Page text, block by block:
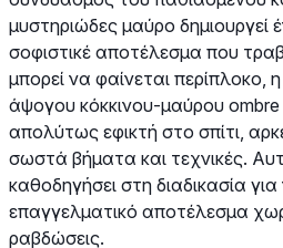
μυστηριώδες μαύρο δημιουργεί
σοφιστικέ αποτέλεσμα που
μπορεί να φαίνεται περίπλοκο,
άψογου κόκκινου-μαύρου ombre
απολύτως εφικτή στο σπίτι,
σωστά βήματα και τεχνικές.
καθοδηγήσει στη διαδικασία
επαγγελματικό αποτέλεσμα
ραβδώσεις.